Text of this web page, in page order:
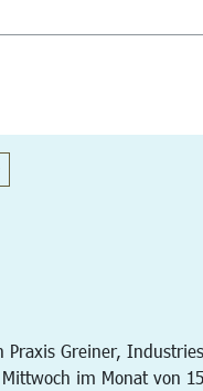
Greiner,
im Monat von